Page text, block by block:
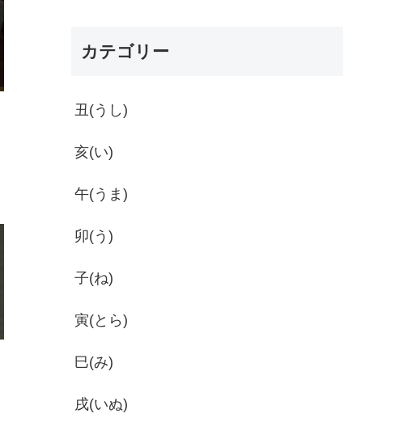
カテゴリー
丑(うし)
亥(い)
午(うま)
卯(う)
子(ね)
寅(とら)
巳(み)
戌(いぬ)